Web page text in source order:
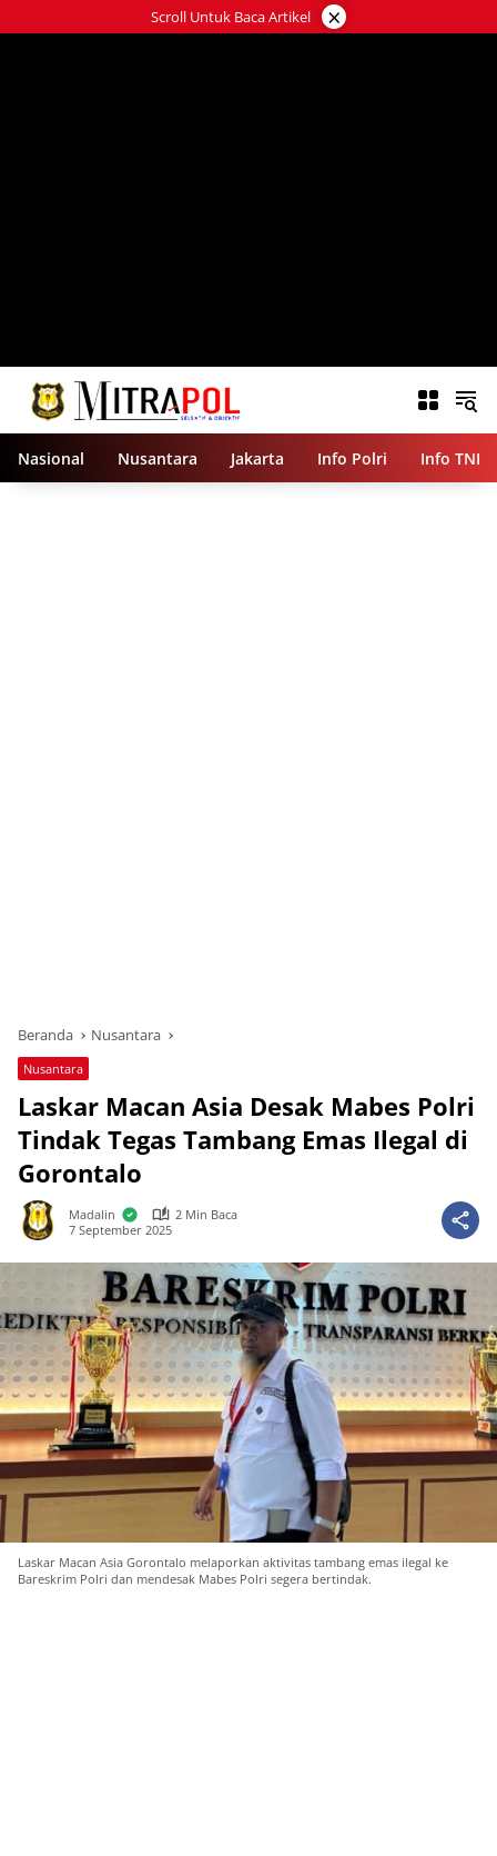
ke
Scroll Untuk Baca Artikel ×
Nasional Nusantara Jakarta Info Polri Info TNI
Beranda Nusantara
Nusantara
Laskar Macan Asia Desak Mabes Polri
Tindak Tegas Tambang Emas Ilegal di
Gorontalo
Madalin
2 Min Baca
7 September 2025
Laskar Macan Asia Gorontalo melaporkan aktivitas tambang emas ilegal ke
Bareskrim Polri dan mendesak Mabes Polri segera bertindak.